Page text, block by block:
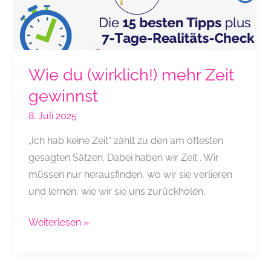
Wie du (wirklich!) mehr Zeit
gewinnst
8. Juli 2025
„Ich hab keine Zeit“ zählt zu den am öftesten
gesagten Sätzen. Dabei haben wir Zeit . Wir
müssen nur herausfinden, wo wir sie verlieren
und lernen, wie wir sie uns zurückholen.
Wie
Weiterlesen »